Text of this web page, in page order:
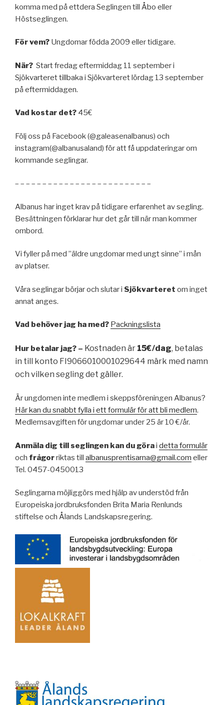
komma med på ettdera Seglingen till Åbo eller
Höstseglingen.
För vem? Ungdomar födda 2009 eller tidigare.
När? Start fredag eftermiddag 11 september i
Sjökvarteret tillbaka i Sjökvarteret lördag 13 september
på eftermiddagen.
Vad kostar det? 45€
Följ oss på Facebook (@galeasenalbanus) och
instagram(@albanusaland) för att få uppdateringar om
kommande seglingar.
– – – – – – – – – – – – – – – – – – – – – – – – –
Albanus har inget krav på tidigare erfarenhet av segling.
Besättningen förklarar hur det går till när man kommer
ombord.
Vi fyller på med ”äldre ungdomar med ungt sinne” i mån
av platser.
Våra seglingar börjar och slutar i Sjökvarteret om inget
annat anges.
Vad behöver jag ha med? Packningslista
Hur betalar jag? – Kostnaden är 15€/dag, betalas
in till konto FI9066010001029644 märk med namn
och vilken segling det gäller.
Är ungdomen inte medlem i skeppsföreningen Albanus?
Här kan du snabbt fylla i ett formulär för att bli medlem.
Medlemsavgiften för ungdomar under 25 är 10 €/år.
Anmäla dig till seglingen kan du görai detta formulär
och frågorriktas till albanusprentisarna@gmail.com eller
Tel. 0457-0450013
Seglingarna möjliggörs med hjälp av understöd från
Europeiska jordbruksfonden Brita Maria Renlunds
stiftelse och Ålands Landskapsregering.